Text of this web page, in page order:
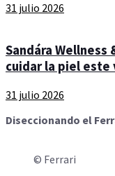
31 julio 2026
Sandára Wellness
cuidar la piel este
31 julio 2026
Diseccionando el
© Ferrari